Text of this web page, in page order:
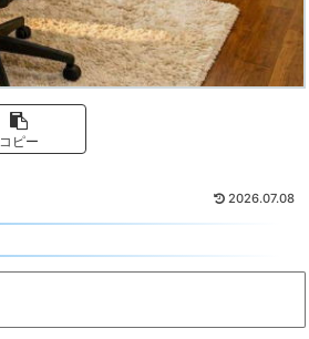
コピー
2026.07.08